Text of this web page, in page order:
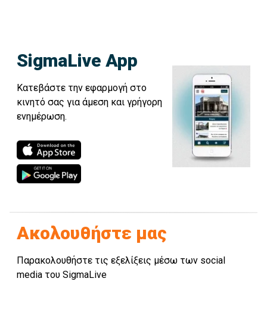
SigmaLive App
Κατεβάστε την εφαρμογή στο
κινητό σας για άμεση και γρήγορη
ενημέρωση.
Ακολουθήστε μας
Παρακολουθήστε τις εξελίξεις μέσω των social
media του SigmaLive